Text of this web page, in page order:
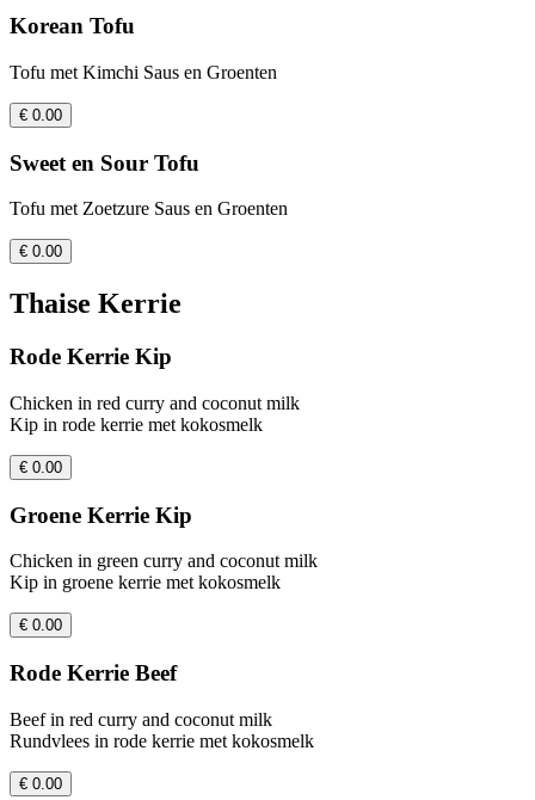
Korean Tofu
Tofu met Kimchi Saus en Groenten
€ 0.00
Sweet en Sour Tofu
Tofu met Zoetzure Saus en Groenten
€ 0.00
Thaise Kerrie
Rode Kerrie Kip
Chicken in red curry and coconut milk
Kip in rode kerrie met kokosmelk
€ 0.00
Groene Kerrie Kip
Chicken in green curry and coconut milk
Kip in groene kerrie met kokosmelk
€ 0.00
Rode Kerrie Beef
Beef in red curry and coconut milk
Rundvlees in rode kerrie met kokosmelk
€ 0.00